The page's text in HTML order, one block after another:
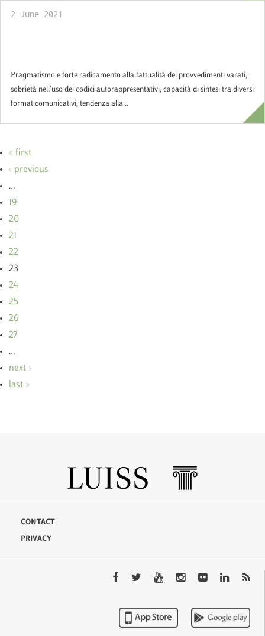
2 June 2021
Pragmatismo e forte radicamento alla fattualità dei provvedimenti varati,
sobrietà nell’uso dei codici autorappresentativi, capacità di sintesi tra diversi
format comunicativi, tendenza alla...
« first
‹ previous
…
19
20
21
22
23
24
25
26
27
…
next ›
last »
CONTACT
PRIVACY